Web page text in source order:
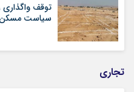
سیاست مسکن
تجاری